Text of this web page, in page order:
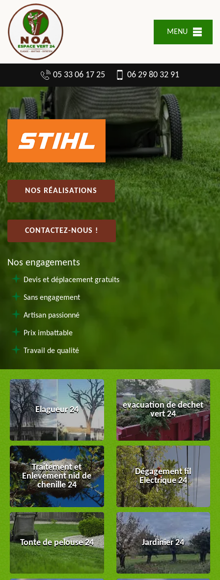
MENU
05 33 06 17 25 06 29 80 32 91
NOS RÉALISATIONS
CONTACTEZ-NOUS !
Nos engagements
Devis et déplacement gratuits
Sans engagement
Artisan passionné
Prix imbattable
Travail de qualité
Elagueur 24
evacuation de dechet
vert 24
Traitement et
Enlevement nid de
chenille 24
Dégagement fil
Electrique 24
Tonte de pelouse 24 Jardinier 24